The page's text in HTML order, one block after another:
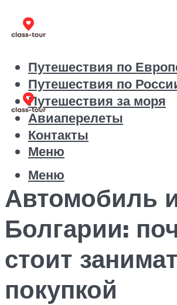
Путешествия по
Путешествия по
Путешествия за моря
Авиаперелеты
Контакты
Меню
Меню
Автомобиль
Болгарии:
стоит
покупкой